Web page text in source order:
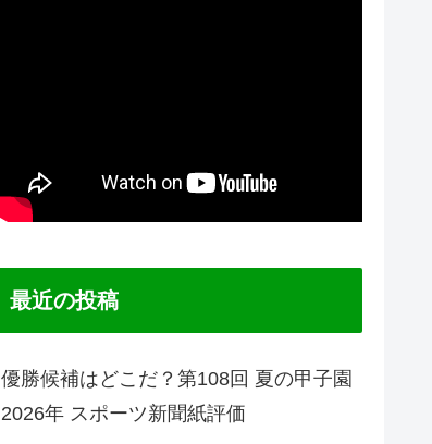
最近の投稿
優勝候補はどこだ？第108回 夏の甲子園
2026年 スポーツ新聞紙評価